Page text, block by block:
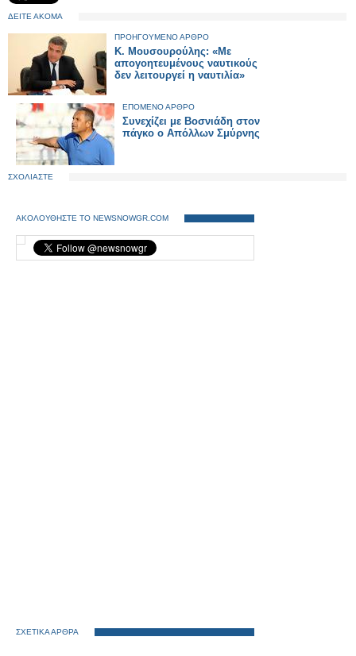
ΔΕΙΤΕ ΑΚΟΜΑ
ΠΡΟΗΓΟΥΜΕΝΟ ΑΡΘΡΟ
Κ. Μουσουρούλης: «Με
απογοητευμένους ναυτικούς
δεν λειτουργεί η ναυτιλία»
ΕΠΟΜΕΝΟ ΑΡΘΡΟ
Συνεχίζει με Βοσνιάδη στον
πάγκο ο Απόλλων Σμύρνης
ΣΧΟΛΙΑΣΤΕ
ΑΚΟΛΟΥΘΗΣΤΕ ΤΟ NEWSNOWGR.COM
ΣΧΕΤΙΚΑ ΑΡΘΡΑ